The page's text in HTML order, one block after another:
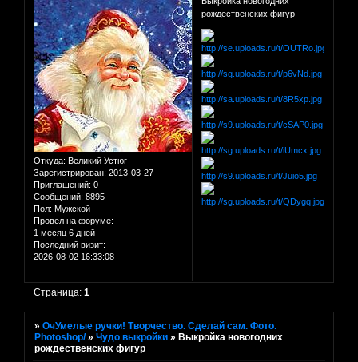
Откуда: Великий Устюг
Зарегистрирован: 2013-03-27
Приглашений: 0
Сообщений: 8895
Пол: Мужской
Провел на форуме:
1 месяц 6 дней
Последний визит:
2026-08-02 16:33:08
рождественских фигур
Страница:1
»ОчУмелые ручки! Творчество. Сделай сам. Фото.
Photoshop/ »Чудо выкройки »Выкройка новогодних
рождественских фигур